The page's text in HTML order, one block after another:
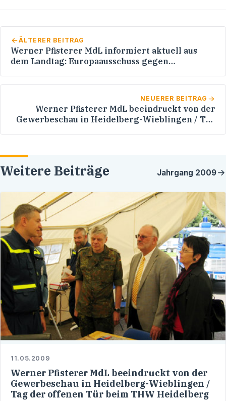
ÄLTERER BEITRAG
Werner Pfisterer MdL informiert aktuell aus
dem Landtag: Europaausschuss gegen
europäischen Schienennetz
NEUERER BEITRAG
Werner Pfisterer MdL beeindruckt von der
Gewerbeschau in Heidelberg-Wieblingen / Tag
Weitere Beiträge Jahrgang 2009
11.05.2009
Werner Pfisterer MdL beeindruckt von der
Gewerbeschau in Heidelberg-Wieblingen /
Tag der offenen Tür beim THW Heidelberg